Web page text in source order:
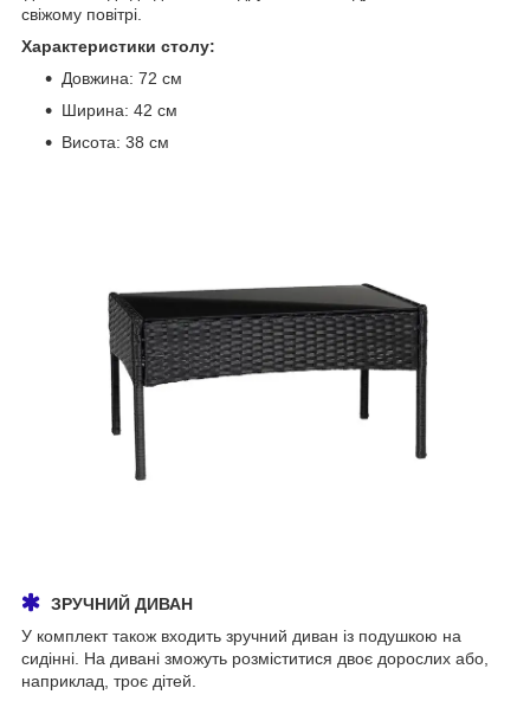
свіжому повітрі.
Характеристики столу:
Довжина: 72 см
Ширина: 42 см
Висота: 38 см
ЗРУЧНИЙ ДИВАН
У комплект також входить зручний диван із подушкою на
сидінні. На дивані зможуть розміститися двоє дорослих або,
наприклад, троє дітей.